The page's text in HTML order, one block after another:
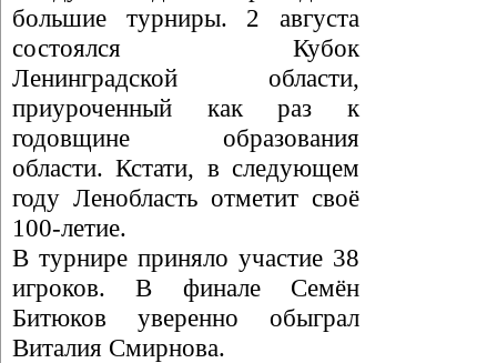
большие турниры. 2 августа
состоялся Кубок
Ленинградской области,
приуроченный как раз к
годовщине образования
области. Кстати, в следующем
году Ленобласть отметит своё
100-летие.
В турнире приняло участие 38
игроков. В финале Семён
Битюков уверенно обыграл
Виталия Смирнова.